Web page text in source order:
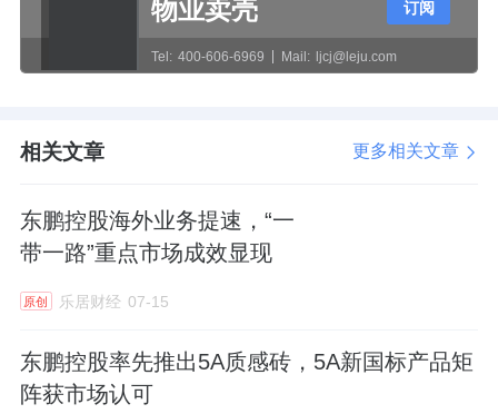
物业卖壳
Tel: 400-606-6969 Mail: ljcj@leju.com
订阅
相关文章 更多相关文章
东鹏控股海外业务提速，“一
带一路”重点市场成效显现
原创 乐居财经 07-15
东鹏控股率先推出5A质感砖，5A新国标产品矩
阵获市场认可